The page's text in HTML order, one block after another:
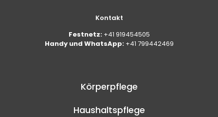
Kontakt
Festnetz: +41 919454505
Handy und WhatsApp: +41 799442469
Körperpflege
Haushaltspflege